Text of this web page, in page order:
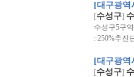
[대구광역
[수성구]
수성구5구
: 250%추진
[대구광역
[수성구]